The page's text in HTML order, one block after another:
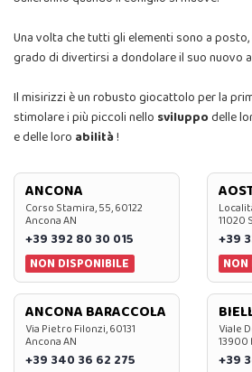
Una volta che tutti gli elementi sono a
grado di divertirsi a dondolare il suo nuovo
Il misirizzi è un robusto giocattolo per la
stimolare i più piccoli nello sviluppodelle
e delle loro abilità!
ANCONA
Corso Stamira, 55, 60122
Ancona AN
+39 392 80 30 015
NON DISPONIBILE
11020
+39
ANCONA BARACCOLA
Via Pietro Filonzi, 60131
Ancona AN
+39 340 36 62 275
Viale
13900
+39